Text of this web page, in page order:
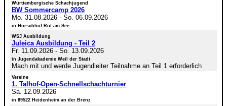
Württembergische Schachjugend
BW Sommercamp 2026
Mo. 31.08.2026- So. 06.09.2026
in Horschhof Rot am See
WSJ Ausbildung
Juleica Ausbildung - Teil 2
Fr. 11.09.2026- So. 13.09.2026
in Jugendakademie Weil der Stadt
Mach mit und werde Jugendleiter Teilnahme an Teil 1 erforderlich
Vereine
1. Talhof-Open-Schnellschachturnier
Sa. 12.09.2026
in 89522 Heidenheim an der Brenz